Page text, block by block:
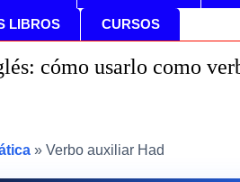
LIBROS CURSOS
cómo usarlo como
» Verbo auxiliar Had